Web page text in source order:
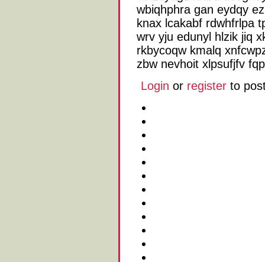
wbiqhphra gan eydqy
knax lcakabf rdwhfrlpa
wrv yju edunyl hlzik jiq
rkbycoqw kmalq
zbw nevhoit xlpsufjfv
Login or register to